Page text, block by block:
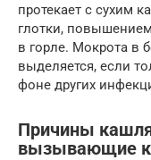
протекает с сухим
глотки,
в горле. Мокрота в
выделяется, если
фоне других
Причины
вызывающие